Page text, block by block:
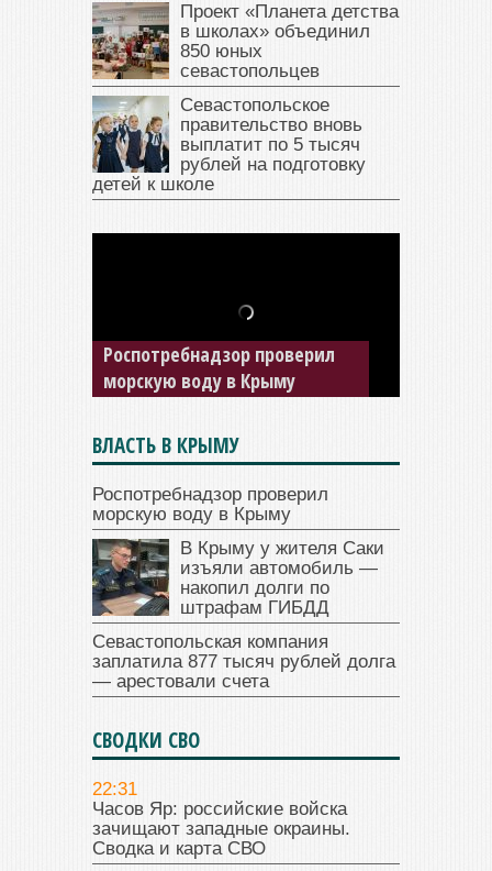
Проект «Планета детства
в школах» объединил
850 юных
севастопольцев
Севастопольское
правительство вновь
выплатит по 5 тысяч
рублей на подготовку
детей к школе
Роспотребнадзор проверил
морскую воду в Крыму
В Крыму у жителя Саки
изъяли автомобиль —
накопил долги по штрафам
ГИБДД
ВЛАСТЬ В КРЫМУ
Роспотребнадзор проверил
морскую воду в Крыму
В Крыму у жителя Саки
изъяли автомобиль —
накопил долги по
штрафам ГИБДД
Севастопольская компания
заплатила 877 тысяч рублей долга
— арестовали счета
СВОДКИ СВО
22:31
Часов Яр: российские войска
зачищают западные окраины.
Сводка и карта СВО